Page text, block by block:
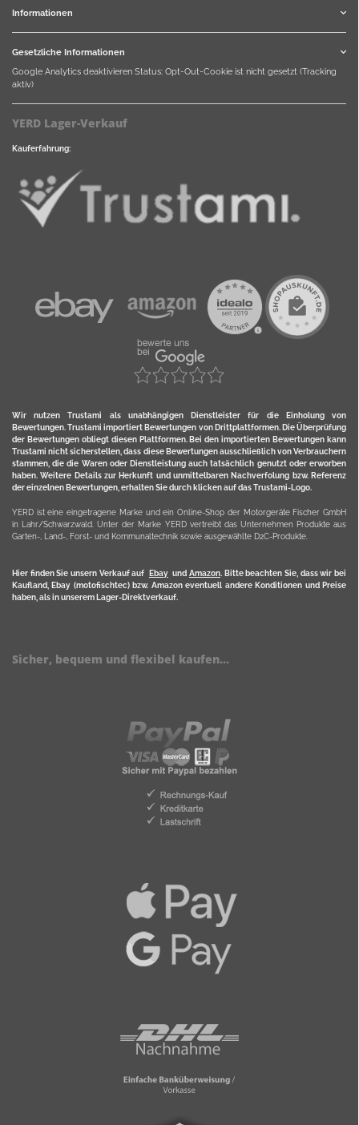
Informationen
Gesetzliche Informationen
Google Analytics deaktivieren Status: Opt-Out-Cookie ist nicht gesetzt (Tracking
aktiv)
YERD Lager-Verkauf
Kauferfahrung:
Wir nutzen Trustami als unabhängigen Dienstleister für die Einholung von
Bewertungen. Trustami importiert Bewertungen von Drittplattformen. Die Überprüfung
der Bewertungen obliegt diesen Plattformen. Bei den importierten Bewertungen kann
Trustami nicht sicherstellen, dass diese Bewertungen ausschließlich von Verbrauchern
stammen, die die Waren oder Dienstleistung auch tatsächlich genutzt oder erworben
haben. Weitere Details zur Herkunft und unmittelbaren Nachverfolung bzw. Referenz
der einzelnen Bewertungen, erhalten Sie durch klicken auf das Trustami-Logo.
YERD ist eine eingetragene Marke und ein Online-Shop der Motorgeräte Fischer GmbH
in Lahr/Schwarzwald. Unter der Marke YERD vertreibt das Unternehmen Produkte aus
Garten-, Land-, Forst- und Kommunaltechnik sowie ausgewählte D2C-Produkte.
Hier finden Sie unsern Verkauf auf Ebayund Amazon. Bitte beachten Sie, dass wir bei
Kaufland, Ebay (motofischtec) bzw. Amazon eventuell andere Konditionen und Preise
haben, als in unserem Lager-Direktverkauf.
Sicher, bequem und flexibel kaufen...